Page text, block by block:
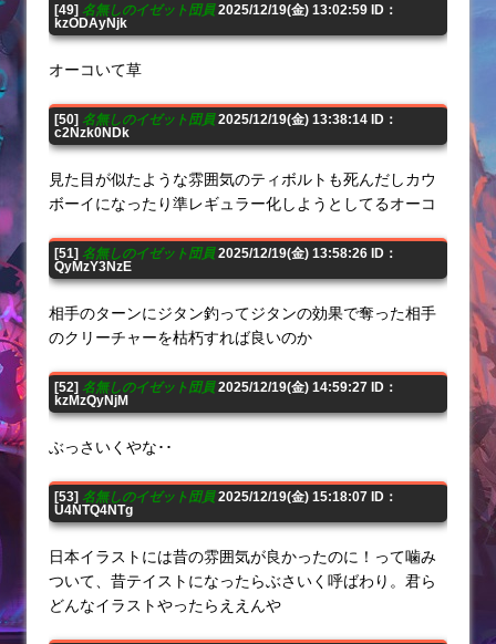
[49] 名無しのイゼット団員2025/12/19(金) 13:02:59 ID：
kzODAyNjk
オーコいて草
[50] 名無しのイゼット団員2025/12/19(金) 13:38:14 ID：
c2Nzk0NDk
見た目が似たような雰囲気のティボルトも死んだしカウ
ボーイになったり準レギュラー化しようとしてるオーコ
[51] 名無しのイゼット団員2025/12/19(金) 13:58:26 ID：
QyMzY3NzE
相手のターンにジタン釣ってジタンの効果で奪った相手
のクリーチャーを枯朽すれば良いのか
[52] 名無しのイゼット団員2025/12/19(金) 14:59:27 ID：
kzMzQyNjM
ぶっさいくやな･･
[53] 名無しのイゼット団員2025/12/19(金) 15:18:07 ID：
U4NTQ4NTg
日本イラストには昔の雰囲気が良かったのに！って噛み
ついて、昔テイストになったらぶさいく呼ばわり。君ら
どんなイラストやったらええんや